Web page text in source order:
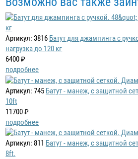
Артикул: 3816 Батут для джампинга с
нагрузка до 120 кг
6400 ₽
подробнее
Артикул: 745 Батут - манеж, с защитной
10ft
11700 ₽
подробнее
Артикул: 811 Батут - манеж, с защитной
8ft.